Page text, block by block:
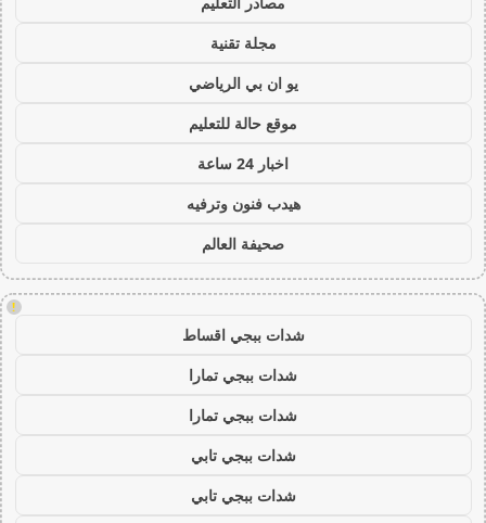
مجلة تقنية
يو ان بي الرياضي
موقع حالة للتعليم
اخبار 24 ساعة
هيدب فنون وترفيه
صحيفة العالم
!
شدات ببجي اقساط
شدات ببجي تمارا
شدات ببجي تمارا
شدات ببجي تابي
شدات ببجي تابي